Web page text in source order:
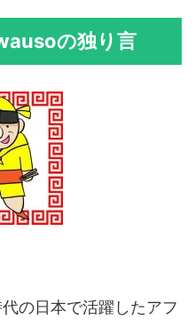
の独り言
の日本で活躍したアフ